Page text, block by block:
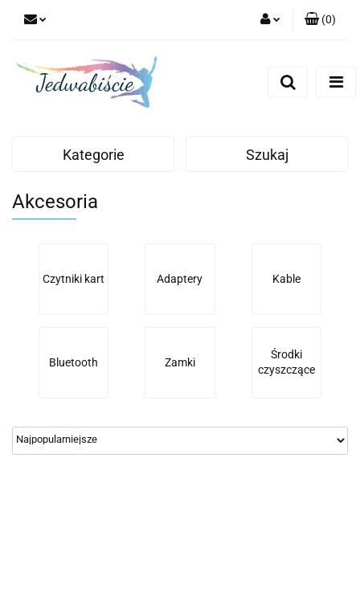
(0)
Kategorie Szukaj
Akcesoria
Czytniki kart Adaptery Kable
Bluetooth Zamki
Środki
czyszczące